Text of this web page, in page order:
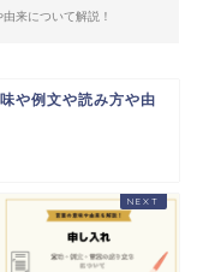
来について解説！
や例文や読み方や由